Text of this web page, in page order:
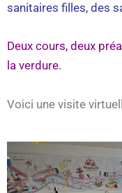
sanitaires filles, des
Deux cours, deux
la verdure.
Voici une visite